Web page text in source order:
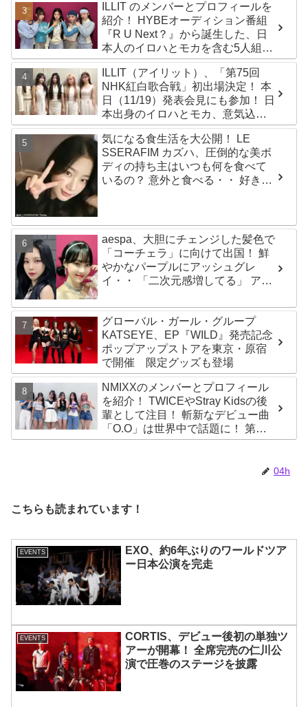
ILLIT のメンバーとプロフィールを
紹介！ HYBEオーディション番組
『R U Next？』から誕生した、日
本人のイロハとモカを含む5人組ガ
ールズグループ！ デビュー曲
「Magnetic」がいきなりの大ヒッ
ト
ILLIT（アイリット）、「第75回
NHK紅白歌合戦」初出場決定！ 本
日（11/19）発表会見にも参加！ 日
本出身のイロハとモカ、意気込み
を語る「ずっと夢見てたステー
ジ…嬉しくて光栄」
気になる食生活を大公開！ LE
SSERAFIM カズハ、圧倒的な美ボ
ディの持ち主はいつも何を食べて
いるの？ 意外と食べる・・ 好きな
aespa、大胆にチェンジした髪色で
「コーチェラ」に向けて出国！ 鮮
やかなパープルにアッシュグレ
イ・・ 「二次元感増してる」 アバ
グローバル・ガール・グループ
KATSEYE、EP『WILD』発売記念
ポップアップストアを東京・原宿
で開催 限定グッズも登場
NMIXXのメンバーとプロフィール
を紹介！ TWICEやStray Kidsの後
輩として注目！ 斬新なデビュー曲
「O.O」は世界中で話題に！ 第４
世代を代表する美女ソリュンをは
04h
こちらも読まれています！
EVENTS
EXO、約6年ぶりのワールドツア
ー日本公演を完走
EVENTS
CORTIS、デビュー後初の単独ツ
アーが開幕！ 全席完売の仁川公
演で圧巻のステージを披露